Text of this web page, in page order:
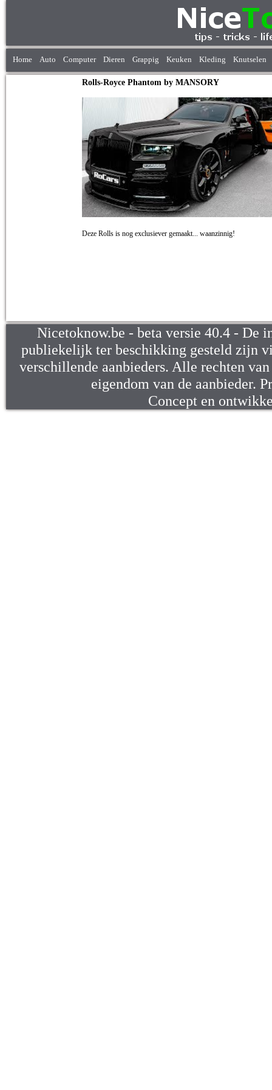
Home Auto Computer Dieren Grappig Keuken Kleding Knutselen
Rolls-Royce Phantom by MANSORY
Deze Rolls is nog exclusiever gemaakt... waanzinnig!
Nicetoknow.be - beta versie 40.4 - De
publiekelijk ter beschikking gesteld zijn
verschillende aanbieders. Alle rechten
eigendom van de aanbieder.
Concept en